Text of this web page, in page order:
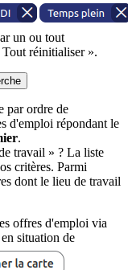
un ou tout
réinitialiser ».
par ordre de
d'emploi répondant le
.
travail » ? La liste
critères. Parmi
dont le lieu de travail
offres d'emploi via
situation de